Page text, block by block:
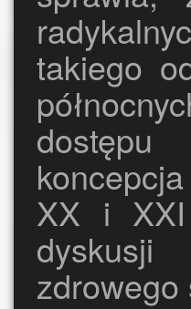
takiego
dostępu
XX i XXI
dyskusji
zdrowego